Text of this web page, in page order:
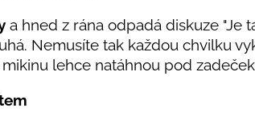
a hned z rána odpadá diskuze "Je
Nemusíte tak každou chvilku
lehce natáhnou pod